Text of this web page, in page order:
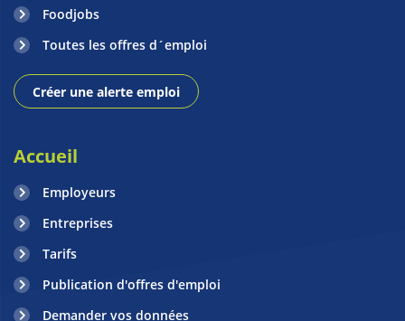
Foodjobs
Toutes les offres d´emploi
Créer une alerte emploi
Accueil
Employeurs
Entreprises
Tarifs
Publication d'offres d'emploi
Demander vos données